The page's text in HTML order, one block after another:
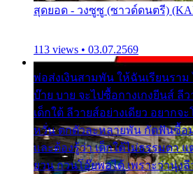
สุดยอด - วงซูซู (ซาวด์ดนตรี)
113 views • 03.07.2569
พ่อส่งเงินสามพัน ให้ฉันเรียนรา
บ๊าย บาย จะไปซื้อกางเกงยีนส์ ลีว
เด็กใต้ ลีวายส์อย่างเดียว อยากจ
หวั่น ตกตัวละหลายพัน กัดฟันซื้อม
และต้องรู้ว่า เด็กใต้ไม่ธรรมดา แ
ยวน กวนโอ๊ยพอได้ เพราะว่านุ่ง